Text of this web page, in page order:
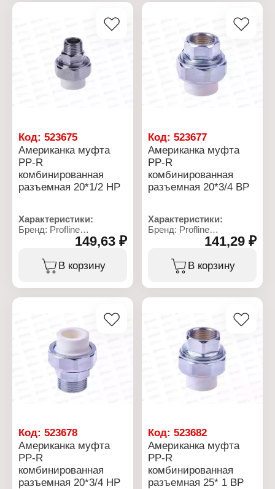
Диаметр присоединения:
Материал: латунь
Вид резьбы: наружная
Резьбовое соединение:
Материал: латунь,
полипропилен
Максимальное
давление: 25 бар
Код: 523675
Американка муфта
PP-R
комбинированная
разъемная 20*1/2 НР
Характеристики:
Бренд: Profline
Тип товара: Муфта
Вариация: Американка
Вид: комбинированная
Конструкция: разъемная
Резьбовое соединение:
Материал: латунь,
полипропилен
Максимальное
давление: 25 бар
149,63 ₽
В корзину
Код:523677
Американка муфта
PP-R
комбинированная
разъемная 20*3/4 ВР
Характеристики:
Бренд: Profline
Тип товара: Муфта
Вариация: Американка
Вид: комбинированная
Конструкция: разъемная
Резьбовое соединение:
Материал: латунь,
полипропилен
Максимальное
давление: 25 бар
141,29 ₽
В корзину
Код: 523678
Американка муфта
PP-R
комбинированная
разъемная 20*3/4 НР
Код:523682
Американка муфта
PP-R
комбинированная
разъемная 25* 1 ВР